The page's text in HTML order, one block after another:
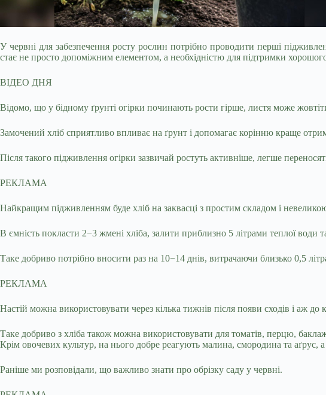
У червні для забезпечення росту рослин потрібно проводити перші
стає не просто допоміжним елементом, а необхідністю для підтримки
ВІДЕО ДНЯ
Відомо, що у бідному ґрунті огірки починають рости гірше, листя може
Замочений хліб сприятливо впливає на ґрунт і допомагає корінню краще
Після такого підживлення огірки зазвичай ростуть активніше, легше
РЕКЛАМА
Найкращим підживленням буде хліб на заквасці з простим складом і
В ємність покласти 2−3 жмені хліба, залити приблизно 5 літрами теплої
Таке добриво потрібно вносити раз на 10−14 днів, витрачаючи близько 0,5
РЕКЛАМА
Настій можна використовувати через кілька тижнів після появи сходів і аж
Таке добриво з хліба також можна використовувати для томатів, перцю,
Крім овочевих культур, на нього добре реагують малина, смородина та аґрус,
Раніше ми розповідали, що важливо знати про обрізку саду у червні.